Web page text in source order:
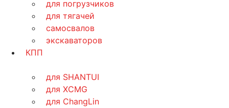
для погрузчиков
для тягачей
самосвалов
экскаваторов
КПП
для SHANTUI
для XCMG
для ChangLin